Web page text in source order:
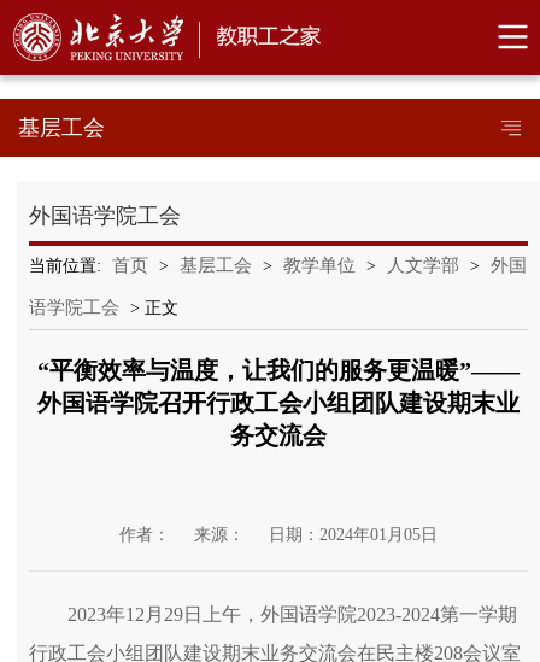
基层工会
外国语学院工会
当前位置: 首页 > 基层工会 > 教学单位 > 人文学部 > 外国
语学院工会 > 正文
“平衡效率与温度，让我们的服务更温暖”——
外国语学院召开行政工会小组团队建设期末业
务交流会
作者： 来源： 日期：2024年01月05日
2023年12月29日上午，外国语学院2023-2024第一学期
行政工会小组团队建设期末业务交流会在民主楼208会议室